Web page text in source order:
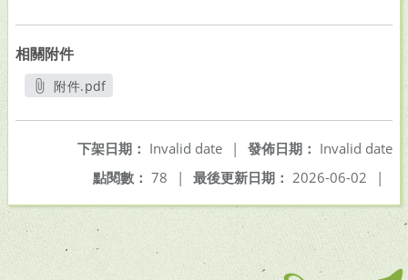
相關附件
附件.pdf
發佈日期： Invalid date
下架日期： Invalid date
|
最後更新日期： 2026-06-02 |
點閱數： 78 |